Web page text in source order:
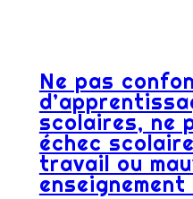
Ne pas
scolaires, ne
échec
travail ou
enseignement